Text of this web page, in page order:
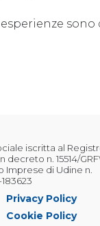
iscritta al
n. 15514/
Imprese di Udine n.
Privacy Policy
Cookie Policy